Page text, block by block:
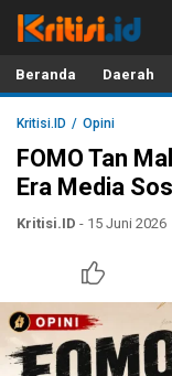
Kritisi.ID
Kritik untuk Negeri!
Beranda Daerah
Kritisi.ID Opini
FOMO Tan
Era Media
Kritisi.ID - 15 Juni 2026